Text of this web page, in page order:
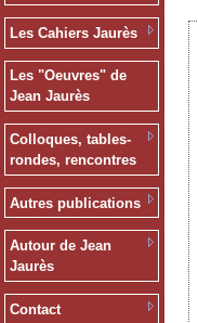
Les Cahiers Jaurès
Les "Oeuvres" de
Jean Jaurès
Colloques, tables-
rondes, rencontres
Autres publications
Autour de Jean
Jaurès
Contact